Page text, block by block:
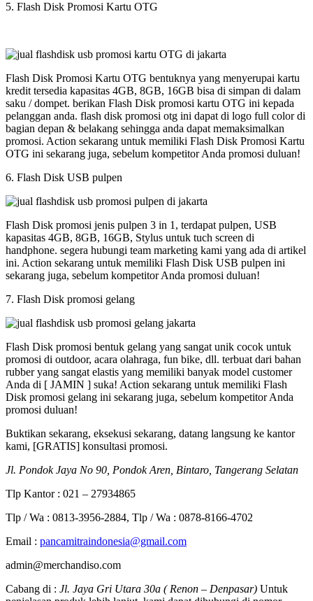
5. Flash Disk Promosi Kartu OTG
Flash Disk Promosi Kartu OTG bentuknya yang menyerupai kartu
kredit tersedia kapasitas 4GB, 8GB, 16GB bisa di simpan di dalam
saku / dompet. berikan Flash Disk promosi kartu OTG ini kepada
pelanggan anda. flash disk promosi otg ini dapat di logo full color di
bagian depan & belakang sehingga anda dapat memaksimalkan
promosi. Action sekarang untuk memiliki Flash Disk Promosi Kartu
OTG ini sekarang juga, sebelum kompetitor Anda promosi duluan!
6. Flash Disk USB pulpen
Flash Disk promosi jenis pulpen 3 in 1, terdapat pulpen, USB
kapasitas 4GB, 8GB, 16GB, Stylus untuk tuch screen di
handphone. segera hubungi team marketing kami yang ada di artikel
ini. Action sekarang untuk memiliki Flash Disk USB pulpen ini
sekarang juga, sebelum kompetitor Anda promosi duluan!
7. Flash Disk promosi gelang
Flash Disk promosi bentuk gelang yang sangat unik cocok untuk
promosi di outdoor, acara olahraga, fun bike, dll. terbuat dari bahan
rubber yang sangat elastis yang memiliki banyak model customer
Anda di [ JAMIN ] suka! Action sekarang untuk memiliki Flash
Disk promosi gelang ini sekarang juga, sebelum kompetitor Anda
promosi duluan!
Buktikan sekarang, eksekusi sekarang, datang langsung ke kantor
kami, [GRATIS] konsultasi promosi.
Jl. Pondok Jaya No 90, Pondok Aren, Bintaro, Tangerang Selatan
Tlp Kantor : 021 – 27934865
Tlp / Wa : 0813-3956-2884, Tlp / Wa : 0878-8166-4702
Email : pancamitraindonesia@gmail.com
admin@merchandiso.com
Cabang di : Jl. Jaya Gri Utara 30a ( Renon – Denpasar) Untuk